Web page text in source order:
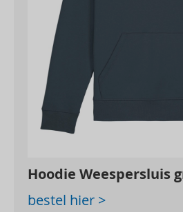
Hoodie Weespersluis
bestel hier >